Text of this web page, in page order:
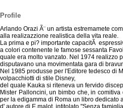
Profile
Arlando Orazi Ã¨ un artista estremamete
alla realizazzione realistica della vita reale.
La prima e pi? importante capacitÃ
a colori contenente le famose sessanta
quale era molto vanzato. Nel 1974 realizzo
disputavano una movimentata gara di
Nel 1985 produsse per l'Editore tedesco di
volpacchiotti di stile Disney,
del quale Kauka si riteneva un fervido
Mister Palloncini, un bimbo che, in
per la edigamma di Roma un libro dedicato
d' autore di E.malot, intitolato "Senza